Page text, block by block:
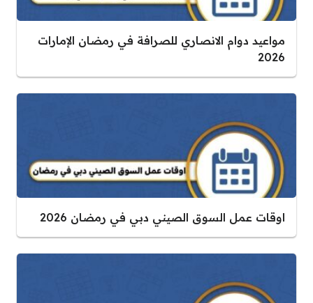
مواعيد دوام الانصاري للصرافة في رمضان الإمارات
2026
اوقات عمل السوق الصيني دبي في رمضان 2026